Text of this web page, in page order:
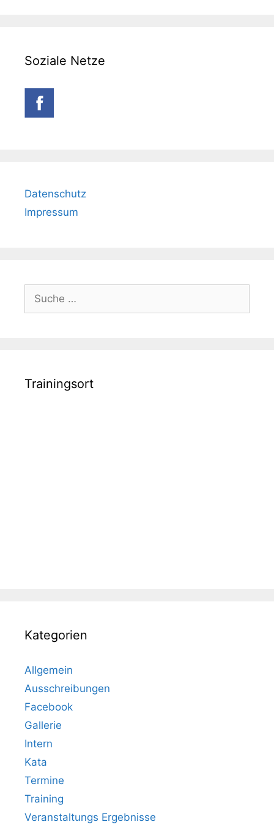
Soziale Netze
Datenschutz
Impressum
Suche
nach:
Trainingsort
Kategorien
Allgemein
Ausschreibungen
Facebook
Gallerie
Intern
Kata
Termine
Training
Veranstaltungs Ergebnisse